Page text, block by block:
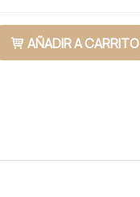
AÑADIR A CARRITO